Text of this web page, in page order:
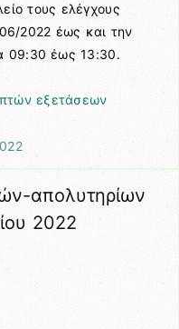
τους ελέγχους
2022 έως και την
09:30 έως 13:30.
εξετάσεων
απολυτηρίων
2022